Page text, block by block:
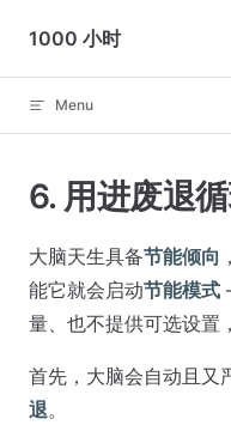
Skip to content
1000 小时
Menu
6. 用进废退
大脑天生具备节能倾向
能它就会启动节能模式
量、也不提供可选设
首先，大脑会自动且又
退。